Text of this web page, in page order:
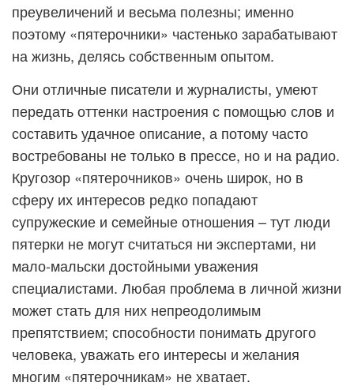
преувеличений и весьма полезны; именно
поэтому «пятерочники» частенько зарабатывают
на жизнь, делясь собственным опытом.
Они отличные писатели и журналисты, умеют
передать оттенки настроения с помощью слов и
составить удачное описание, а потому часто
востребованы не только в прессе, но и на радио.
Кругозор «пятерочников» очень широк, но в
сферу их интересов редко попадают
супружеские и семейные отношения – тут люди
пятерки не могут считаться ни экспертами, ни
мало-мальски достойными уважения
специалистами. Любая проблема в личной жизни
может стать для них непреодолимым
препятствием; способности понимать другого
человека, уважать его интересы и желания
многим «пятерочникам» не хватает.